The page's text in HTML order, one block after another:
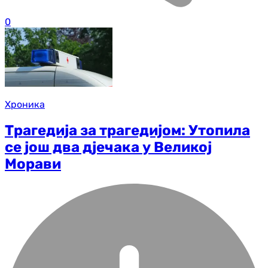
0
Хроника
Трагедија за трагедијом: Утопила
се још два дјечака у Великој
Морави